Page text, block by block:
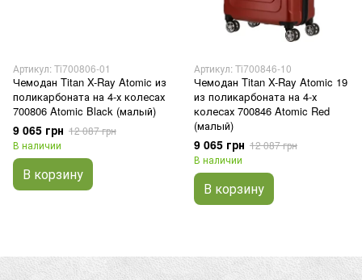
Артикул: Ti700806-01
Чемодан Titan X-Ray Atomic из
поликарбоната на 4-х колесах
700806 Atomic Black (малый)
9 065 грн 12 087 грн
В наличии
В корзину
Артикул: Ti700846-10
Чемодан Titan X-Ray Atomic 19
из поликарбоната на 4-х
колесах 700846 Atomic Red
(малый)
9 065 грн 12 087 грн
В наличии
В корзину